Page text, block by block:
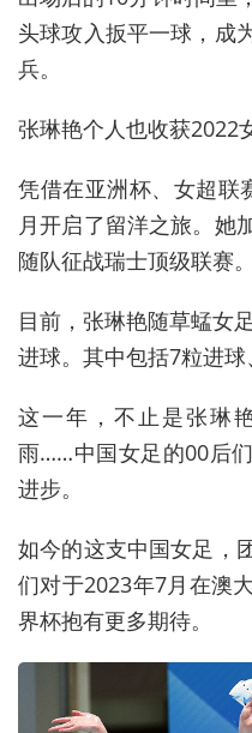
头球攻入扳平一球，成
兵。
张琳艳个人也收获2022
凭借在亚洲杯、女超联
月开启了留洋之旅。她
随队征战瑞士顶级联赛。
目前，张琳艳随草蜢女
进球。其中包括7粒进球
这一年，不止是张琳
雨……中国女足的00后
进步。
如今的这支中国女足，
们对于2023年7月在澳
界杯抱有更多期待。